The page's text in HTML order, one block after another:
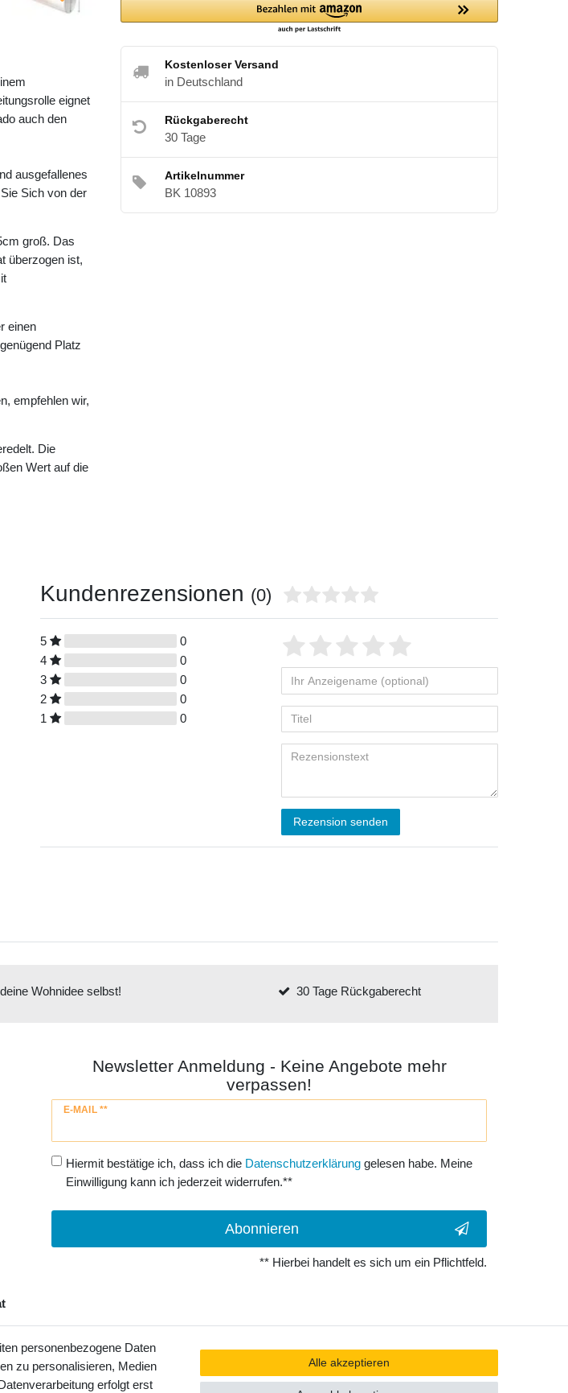
eignet
auch den
ausgefallenes
Sich von der
groß. Das
überzogen ist,
einen
Platz
empfehlen wir,
Die
Wert auf die
Kostenloser Versand
in Deutschland
Rückgaberecht
30 Tage
Artikelnummer
BK 10893
Kundenrezensionen (0)
5
0
4
0
3
0
2
0
1
0
Rezension senden
Wohnidee selbst! 30 Tage Rückgaberecht
Newsletter Anmeldung - Keine Angebote mehr
verpassen!
E-MAIL **
Newsletter
Hiermit bestätige ich, dass ich die Daten­schutz­erklärunggelesen habe. Meine
Einwilligung kann ich jederzeit widerrufen.**
Abonnieren
** Hierbei handelt es sich um ein Pflichtfeld.
personenbezogene Daten
zu personalisieren, Medien
erfolgt erst
Alle akzeptieren